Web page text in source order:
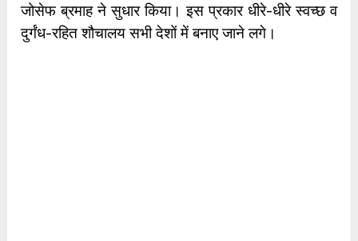
जोसेफ ब्रमाह ने सुधार किया। इस प्रकार धीरे-धीरे स्वच्छ व
दुर्गंध-रहित शौचालय सभी देशों में बनाए जाने लगे।